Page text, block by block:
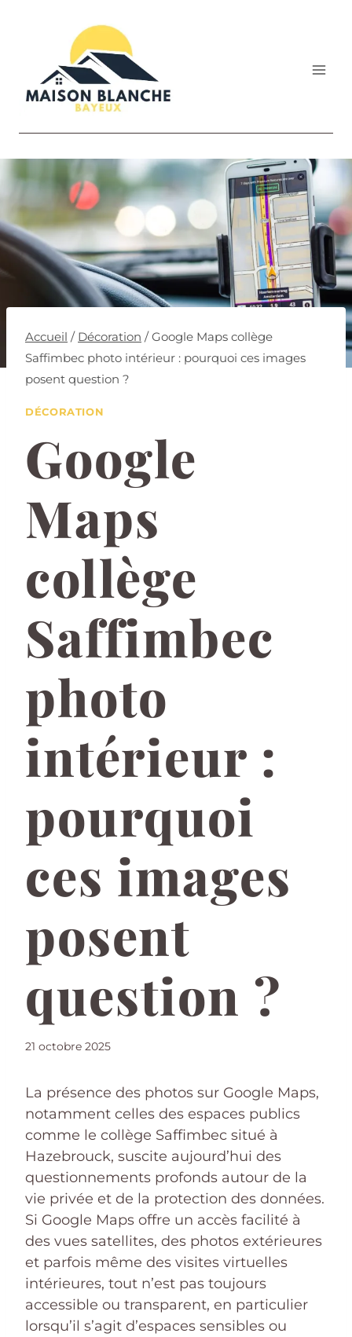
Accueil / Décoration / Google Maps collège
Saffimbec photo intérieur : pourquoi ces images
posent question ?
DÉCORATION
Google
Maps
collège
Saffimbec
photo
intérieur :
pourquoi
ces images
posent
question ?
21 octobre 2025
La présence des photos sur Google Maps,
notamment celles des espaces publics
comme le collège Saffimbec situé à
Hazebrouck, suscite aujourd’hui des
questionnements profonds autour de la
vie privée et de la protection des données.
Si Google Maps offre un accès facilité à
des vues satellites, des photos extérieures
et parfois même des visites virtuelles
intérieures, tout n’est pas toujours
accessible ou transparent, en particulier
lorsqu’il s’agit d’espaces sensibles ou